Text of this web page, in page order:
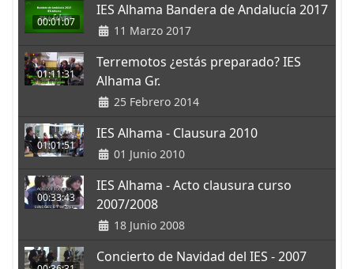
00:01:07
IES Alhama Bandera de Andalucía 2017
11 Marzo 2017
01:11:31
Terremotos ¿estás preparado? IES
Alhama Gr.
25 Febrero 2014
01:01:51
IES Alhama - Clausura 2010
01 Junio 2010
00:33:43
IES Alhama - Acto clausura curso
2007/2008
18 Junio 2008
Concierto de Navidad del IES - 2007